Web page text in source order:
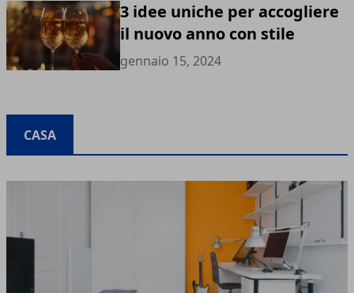
3 idee uniche per accogliere
il nuovo anno con stile
gennaio 15, 2024
CASA